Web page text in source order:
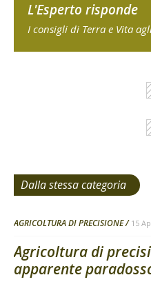
L'Esperto risponde
I consigli di Terra e Vita
Dalla stessa categoria
AGRICOLTURA DI PRECISIONE 15
Agricoltura di
apparente